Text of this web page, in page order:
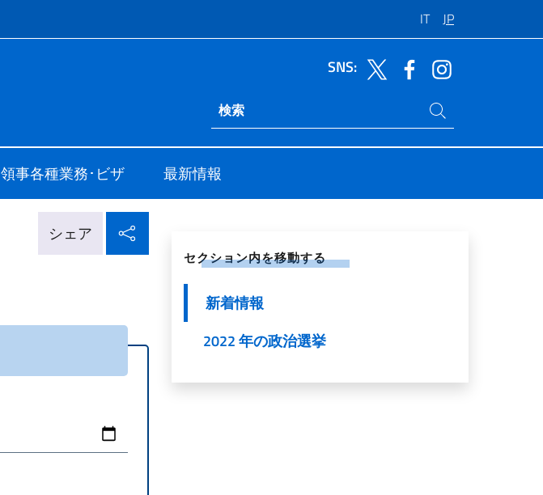
IT JP
SNS:
Ricerca sito live
サイト内検索
領事各種業務･ビザ 最新情報
シェア
セクション内を移動する
新着情報
2022 年の政治選挙